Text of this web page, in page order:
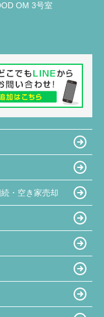
OM 3号室
・空き家売却